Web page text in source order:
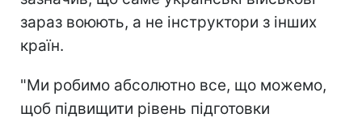
зараз воюють, а не інструктори з інших
країн.
"Ми робимо абсолютно все, що можемо,
щоб підвищити рівень підготовки